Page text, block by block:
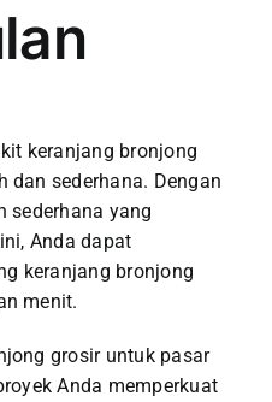
keranjang bronjong
dan sederhana. Dengan
sederhana yang
Anda dapat
keranjang bronjong
menit.
grosir untuk pasar
Anda memperkuat